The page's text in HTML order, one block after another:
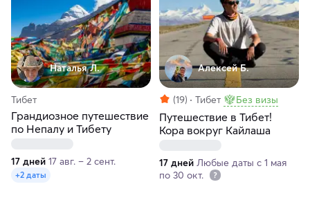
Наталья Л.
Тибет
Грандиозное путешествие
по Непалу и Тибету
17 дней 17 авг. – 2 сент.
+2 даты
Алексей Б.
(19) Тибет Без визы
Путешествие в Тибет!
Кора вокруг Кайлаша
17 дней Любые даты с 1 мая
по 30 окт.